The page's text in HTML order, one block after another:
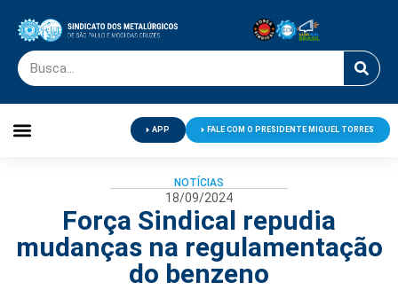
APP FALE COM O PRESIDENTE MIGUEL TORRES
NOTÍCIAS
18/09/2024
Força Sindical repudia
mudanças na regulamentação
do benzeno